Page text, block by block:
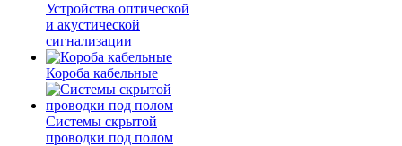
Устройства оптической
и акустической
сигнализации
Короба кабельные
Системы скрытой
проводки под полом